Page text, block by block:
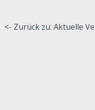
<- Zurück zu: Aktuelle